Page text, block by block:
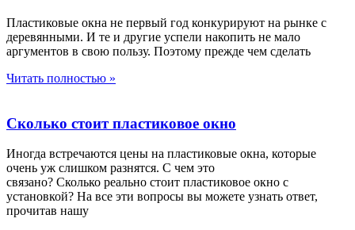
Пластиковые окна не первый год конкурируют на рынке с
деревянными. И те и другие успели накопить не мало
аргументов в свою пользу. Поэтому прежде чем сделать
Читать полностью »
Сколько стоит пластиковое окно
Иногда встречаются цены на пластиковые окна, которые
очень уж слишком разнятся. С чем это
связано? Сколько реально стоит пластиковое окно с
установкой? На все эти вопросы вы можете узнать ответ,
прочитав нашу